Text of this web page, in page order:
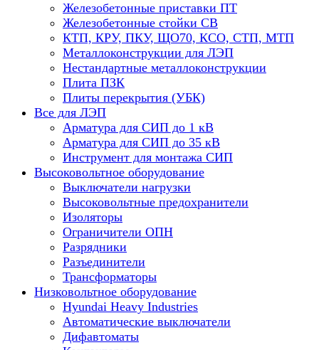
Железобетонные приставки ПТ
Железобетонные стойки СВ
КТП, КРУ, ПКУ, ЩО70, КСО, СТП, МТП
Металлоконструкции для ЛЭП
Нестандартные металлоконструкции
Плита ПЗК
Плиты перекрытия (УБК)
Все для ЛЭП
Арматура для СИП до 1 кВ
Арматура для СИП до 35 кВ
Инструмент для монтажа СИП
Высоковольтное оборудование
Выключатели нагрузки
Высоковольтные предохранители
Изоляторы
Ограничители ОПН
Разрядники
Разъединители
Трансформаторы
Низковольтное оборудование
Hyundai Heavy Industries
Автоматические выключатели
Дифавтоматы